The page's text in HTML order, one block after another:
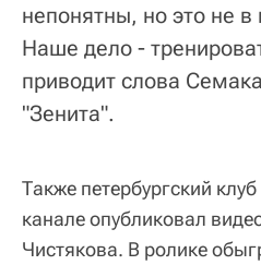
непонятны, но это не
Наше дело -
приводит слова
"Зенита".
Также петербургский
канале опубликовал
Чистякова. В ролике